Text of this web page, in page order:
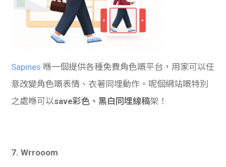
Sapines 喺一個提供各種免費角色嘅平台，用家可以任
意改變角色嘅表情、衣著同埋動作。呢個網站嘅特別
之處喺可以save彩色、黑白同埋線稿架！
7. Wrrooom